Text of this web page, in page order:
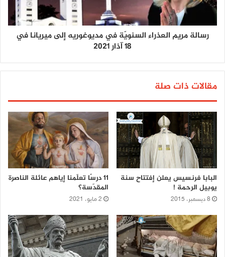
رسالة مريم العذراء السنويّة في مديوغوريه إلى ميريانا في
18 آذار 2021
مقالات ذات صلة
البابا فرنسيس يعلن إفتتاح سنة
يوبيل الرحمة !
8 ديسمبر، 2015
11 درسًا تعلّمنا إياهم عائلة الناصرة
المقدّسة؟
2 مايو، 2021